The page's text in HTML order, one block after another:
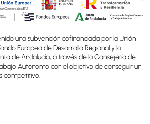
una subvención cofinanciada por la Unión
Europeo de Desarrollo Regional y la
de Andalucía, a través de la Consejería de
Autónomo con el objetivo de conseguir un
competitivo.